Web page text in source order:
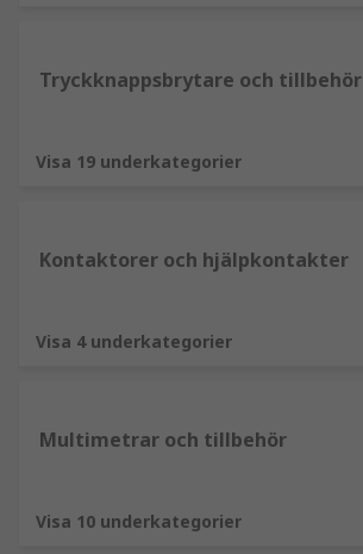
Tryckknappsbrytare och tillbehör
Visa 19 underkategorier
Kontaktorer och hjälpkontakter
Visa 4 underkategorier
Multimetrar och tillbehör
Visa 10 underkategorier